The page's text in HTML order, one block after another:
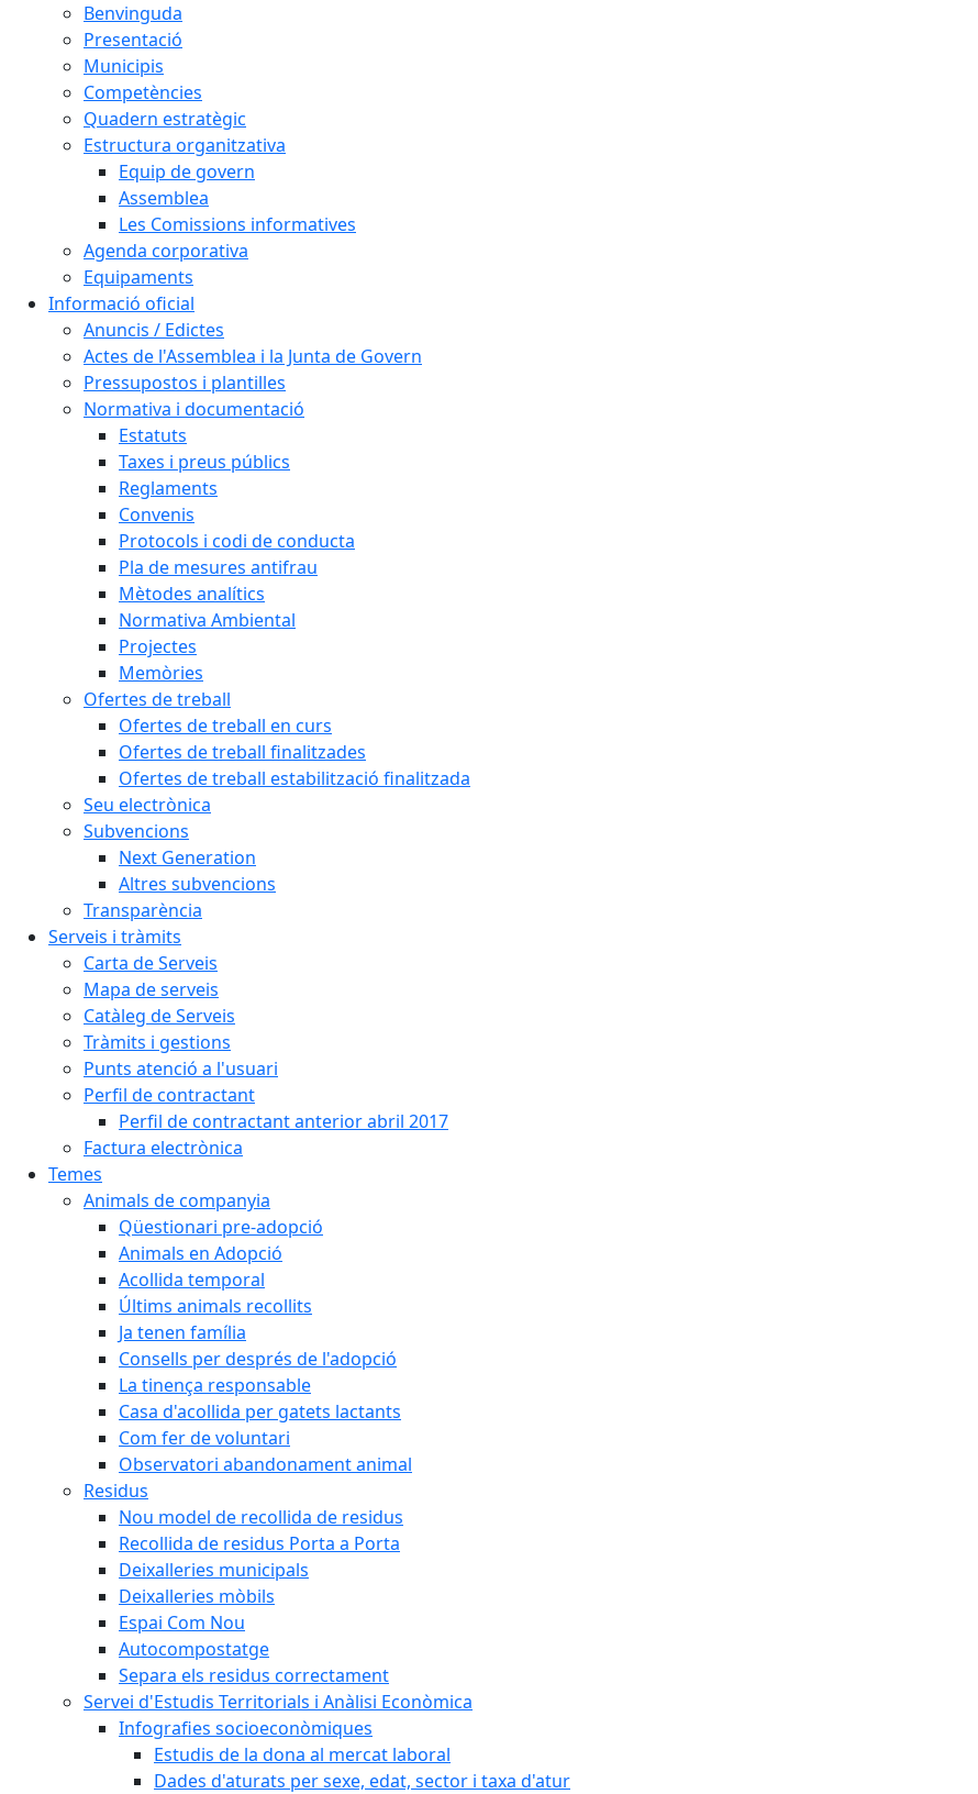
Benvinguda
Presentació
Municipis
Competències
Quadern estratègic
Estructura organitzativa
Equip de govern
Assemblea
Les Comissions informatives
Agenda corporativa
Equipaments
Informació oficial
Anuncis / Edictes
Actes de l'Assemblea i la Junta de Govern
Pressupostos i plantilles
Normativa i documentació
Estatuts
Taxes i preus públics
Reglaments
Convenis
Protocols i codi de conducta
Pla de mesures antifrau
Mètodes analítics
Normativa Ambiental
Projectes
Memòries
Ofertes de treball
Ofertes de treball en curs
Ofertes de treball finalitzades
Ofertes de treball estabilització finalitzada
Seu electrònica
Subvencions
Next Generation
Altres subvencions
Transparència
Serveis i tràmits
Carta de Serveis
Mapa de serveis
Catàleg de Serveis
Tràmits i gestions
Punts atenció a l'usuari
Perfil de contractant
Perfil de contractant anterior abril 2017
Factura electrònica
Temes
Animals de companyia
Qüestionari pre-adopció
Animals en Adopció
Acollida temporal
Últims animals recollits
Ja tenen família
Consells per després de l'adopció
La tinença responsable
Casa d'acollida per gatets lactants
Com fer de voluntari
Observatori abandonament animal
Residus
Nou model de recollida de residus
Recollida de residus Porta a Porta
Deixalleries municipals
Deixalleries mòbils
Espai Com Nou
Autocompostatge
Separa els residus correctament
Servei d'Estudis Territorials i Anàlisi Econòmica
Infografies socioeconòmiques
Estudis de la dona al mercat laboral
Dades d'aturats per sexe, edat, sector i taxa d'atur